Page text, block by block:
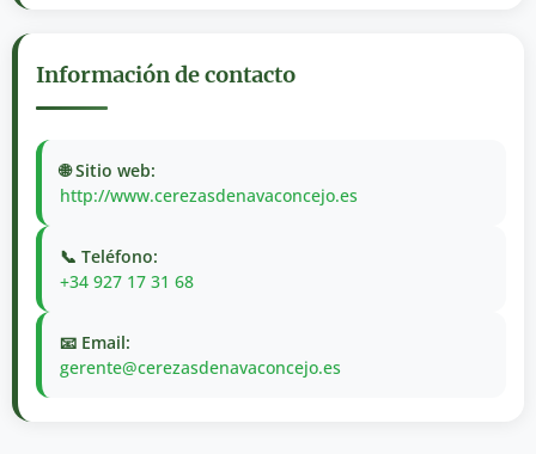
Información de contacto
🌐 Sitio web:
http://www.cerezasdenavaconcejo.es
📞 Teléfono:
+34 927 17 31 68
📧 Email:
gerente@cerezasdenavaconcejo.es